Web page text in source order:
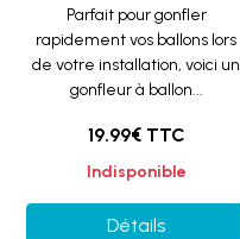
Parfait pour gonfler
rapidement vos ballons lors
de votre installation, voici un
gonfleur à ballon...
19.99€ TTC
Indisponible
Détails